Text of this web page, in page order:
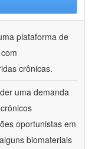
plataforma de
crônicas.
uma demanda
oportunistas em
biomateriais